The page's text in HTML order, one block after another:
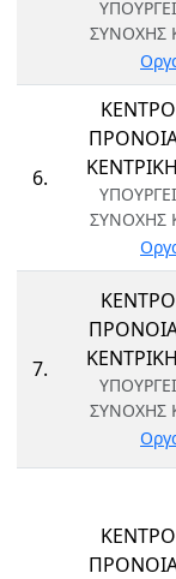
ΣΥΝΟΧΗΣ
6.
ΣΥΝΟΧΗΣ
7.
ΣΥΝΟΧΗΣ